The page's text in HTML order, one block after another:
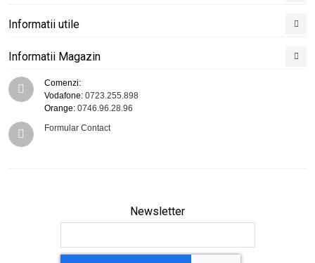
Informatii utile
Informatii Magazin
Comenzi:
Vodafone: 0723.255.898
Orange: 0746.96.28.96
Formular Contact
Newsletter